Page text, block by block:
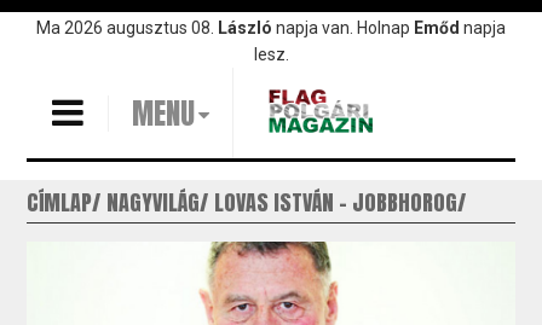
UgrásMa 2026 augusztus 08. László napja van. Holnap Emőd napja
lesz.
MENU
CÍMLAP NAGYVILÁG LOVAS ISTVÁN - JOBBHOROG